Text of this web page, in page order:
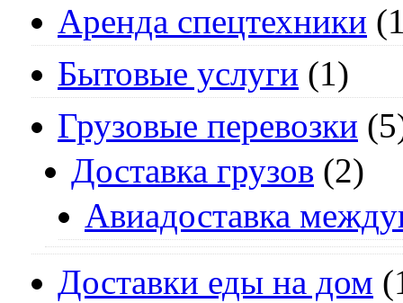
Аренда спецтехники
Бытовые услуги (1)
Грузовые перевозки
Доставка грузов (2)
Авиадоставка
Доставки еды на дом